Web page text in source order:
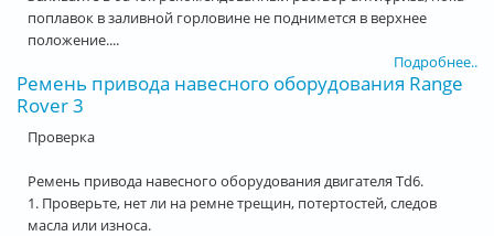
поплавок в заливной горловине не поднимется в верхнее
положение....
Подробнее..
Ремень привода навесного оборудования Range
Rover 3
Проверка
Ремень привода навесного оборудования двигателя Td6.
1. Проверьте, нет ли на ремне трещин, потертостей, следов
масла или износа.